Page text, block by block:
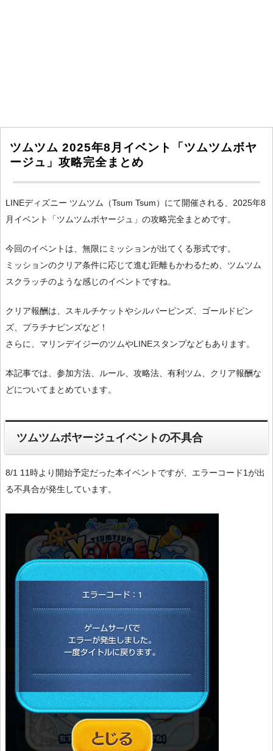
ツムツム 2025年8月イベント「ツムツムボヤ
ージュ」攻略完全まとめ
LINEディズニー ツムツム（Tsum Tsum）にて開催される、2025年8
月イベント「ツムツムボヤージュ」の攻略完全まとめです。
今回のイベントは、無限にミッションが出てくる形式です。
ミッションのクリア条件に応じて進む距離もかわるため、ツムツム
スクラッチのような感じのイベントですね。
クリア報酬は、スキルチケットやシルバーピンズ、ゴールドピン
ズ、プラチナピンズなど！
さらに、マリンデイジーのツムやLINEスタンプなどもあります。
本記事では、参加方法、ルール、攻略法、有利ツム、クリア報酬な
どについてまとめています。
ツムツムボヤージュイベントの不具合
8/1 11時より開始予定だった本イベントですが、エラーコード1が出
る不具合が発生しています。